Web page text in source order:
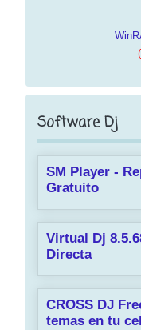
Software Dj
SM Player -
Gratuito
Virtual Dj
Directa
CROSS DJ
temas en tu